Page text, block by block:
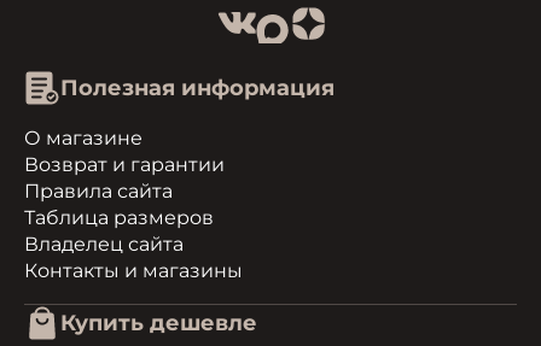
Полезная информация
О магазине
Возврат и гарантии
Правила сайта
Таблица размеров
Владелец сайта
Контакты и магазины
Купить дешевле